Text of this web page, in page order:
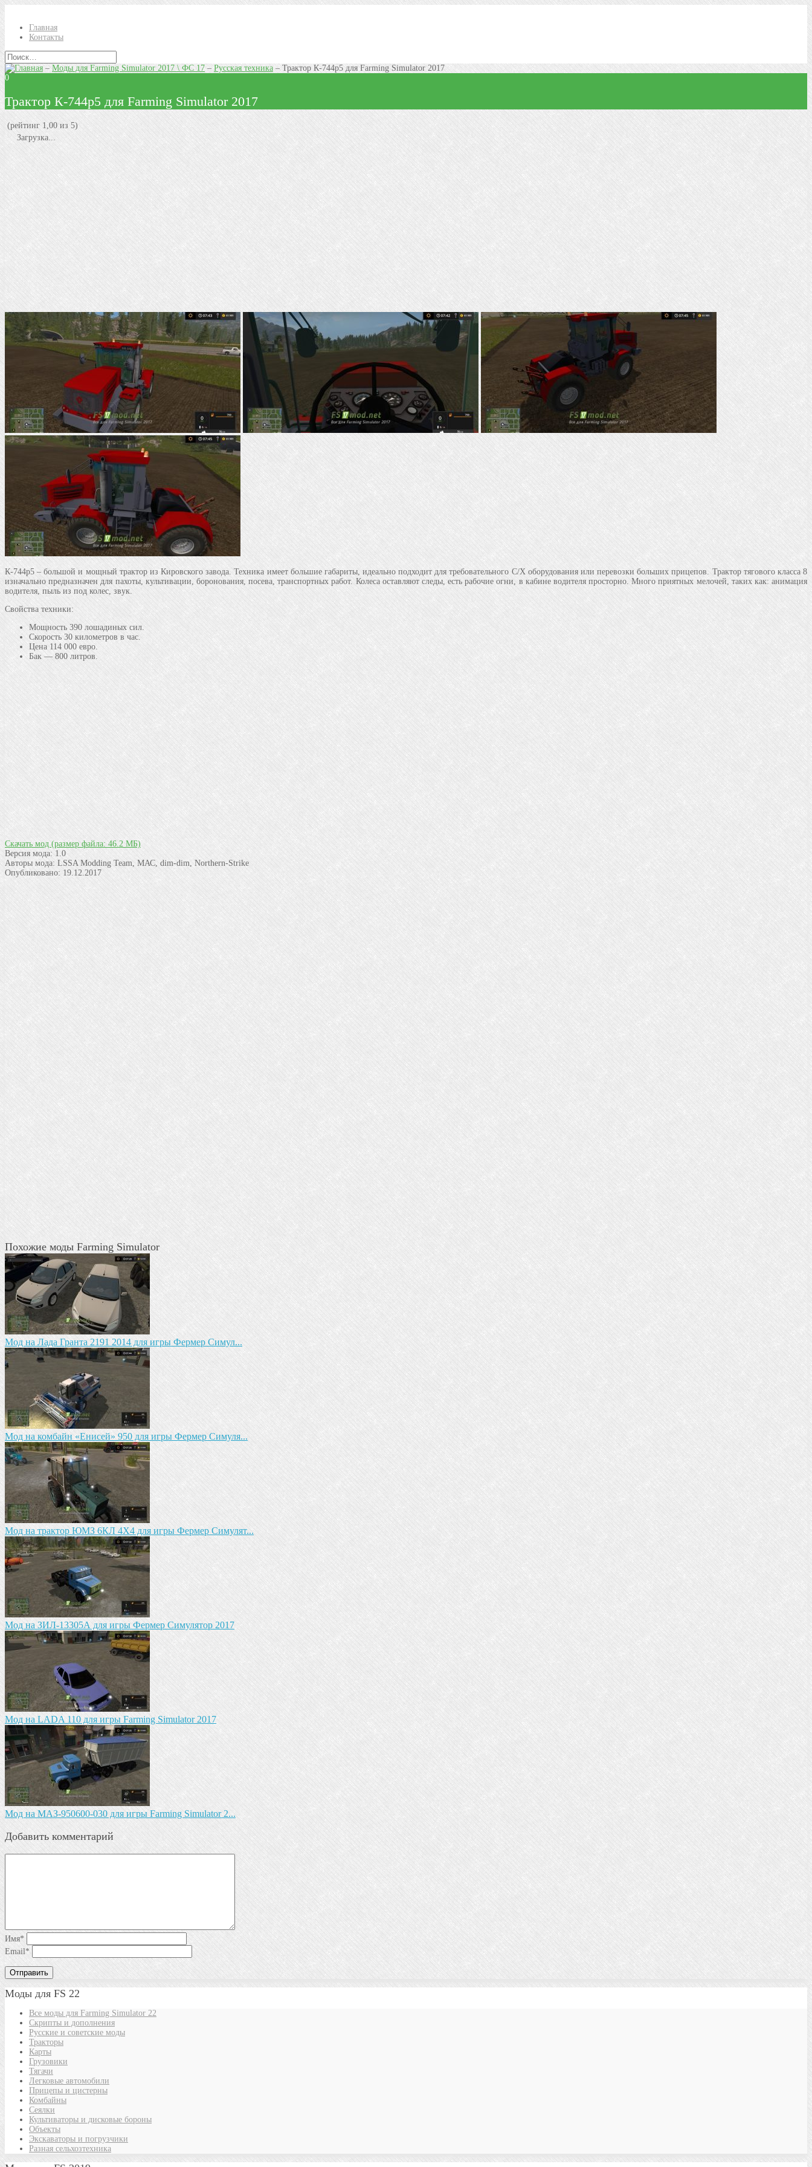
Главная
Контакты
–Моды для Farming Simulator 2017 \ ФС 17– Русская техника –Трактор К-744р5 для Farming Simulator 2017
0
Трактор К-744р5 для Farming Simulator 2017
(рейтинг 1,00 из 5)
Загрузка...
К-744р5 – большой и мощный трактор из Кировского завода. Техника имеет большие габариты, идеально подходит для требовательного С/Х оборудования или перевозки больших прицепов. Трактор тягового класса 8
изначально предназначен для пахоты, культивации, боронования, посева, транспортных работ. Колеса оставляют следы, есть рабочие огни, в кабине водителя просторно. Много приятных мелочей, таких как: анимация
водителя, пыль из под колес, звук.
Свойства техники:
Мощность 390 лошадиных сил.
Скорость 30 километров в час.
Цена 114 000 евро.
Бак — 800 литров.
Скачать мод (размер файла: 46.2 МБ)
Версия мода: 1.0
Авторы мода: LSSA Modding Team, МАС, dim-dim, Northern-Strike
Опубликовано: 19.12.2017
Похожие моды Farming Simulator
Мод на Лада Гранта 2191 2014 для игры Фермер Симул...
Мод на комбайн «Енисей» 950 для игры Фермер Симуля...
Мод на трактор ЮМЗ 6КЛ 4X4 для игры Фермер Симулят...
Мод на ЗИЛ-13305А для игры Фермер Симулятор 2017
Мод на LADA 110 для игры Farming Simulator 2017
Mод на МАЗ-950600-030 для игры Farming Simulator 2...
Добавить комментарий
Имя*
Email*
Моды для FS 22
Все моды для Farming Simulator 22
Скрипты и дополнения
Русские и советские моды
Тракторы
Карты
Грузовики
Тягачи
Легковые автомобили
Прицепы и цистерны
Комбайны
Сеялки
Культиваторы и дисковые бороны
Объекты
Экскаваторы и погрузчики
Разная сельхозтехника